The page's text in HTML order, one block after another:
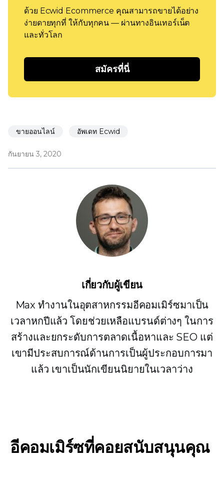
ด้วย Ecwid Ecommerce คุณสามารถขายได้อย่าง
ง่ายดายทุกที่ ให้กับทุกคน — ผ่านทางอินเทอร์เน็ต
และทั่วโลก
สมัครที่นี่
ขายออนไลน์ อัพเดท Ecwid
กันยายน 3, 2020
เกี่ยวกับผู้เขียน
Max ทำงานในอุตสาหกรรมอีคอมเมิร์ซมาเป็น
เวลาหกปีแล้ว โดยช่วยเหลือแบรนด์ต่างๆ ในการ
สร้างและยกระดับการตลาดเนื้อหาและ SEO แต่
เขามีประสบการณ์ด้านการเป็นผู้ประกอบการมา
แล้ว เขาเป็นนักเขียนนิยายในเวลาว่าง
อีคอมเมิร์ซที่คอยสนับสนุนคุณ